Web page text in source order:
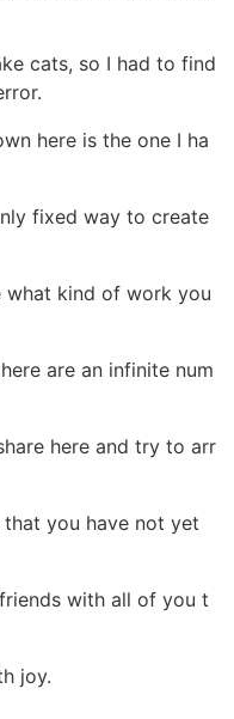
cats, so I had to find
here is the one I ha
fixed way to create
what kind of work you
are an infinite num
here and try to arr
you have not yet
with all of you t
joy.